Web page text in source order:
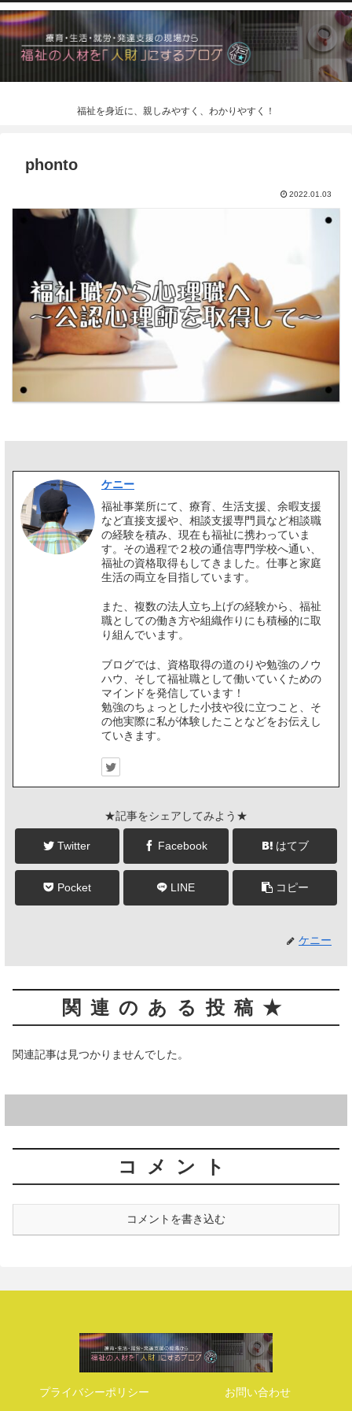
福祉を身近に、親しみやすく、わかりやすく！
phonto
2022.01.03
ケニー
福祉事業所にて、療育、生活支援、余暇支援
など直接支援や、相談支援専門員など相談職
の経験を積み、現在も福祉に携わっていま
す。その過程で２校の通信専門学校へ通い、
福祉の資格取得もしてきました。仕事と家庭
生活の両立を目指しています。
また、複数の法人立ち上げの経験から、福祉
職としての働き方や組織作りにも積極的に取
り組んでいます。
ブログでは、資格取得の道のりや勉強のノウ
ハウ、そして福祉職として働いていくための
マインドを発信しています！
勉強のちょっとした小技や役に立つこと、そ
の他実際に私が体験したことなどをお伝えし
ていきます。
★記事をシェアしてみよう★
Twitter Facebook はてブ
Pocket LINE コピー
ケニー
関連のある投稿★
関連記事は見つかりませんでした。
コメント
コメントを書き込む
プライバシーポリシー お問い合わせ